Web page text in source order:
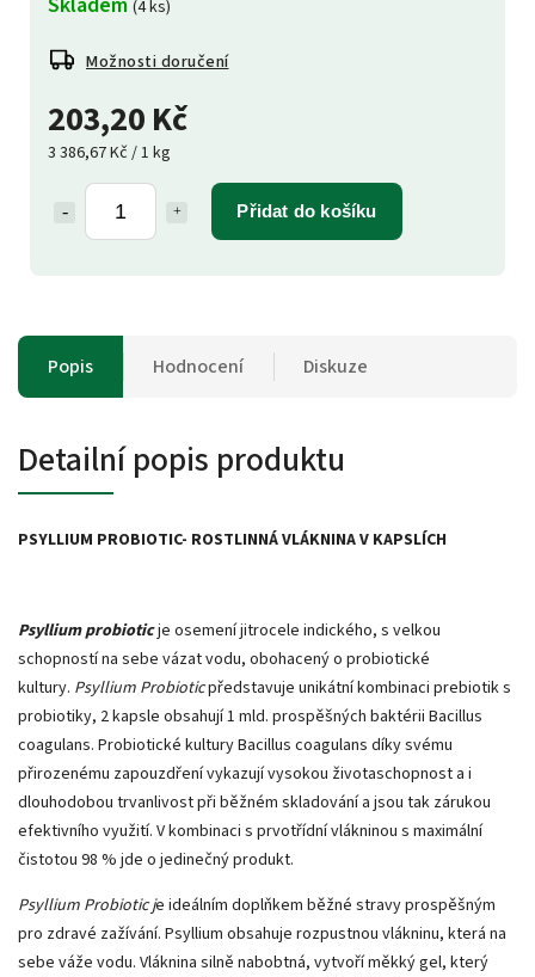
203,20 Kč
3 386,67 Kč / 1 kg
Přidat do košíku
(4 ks)
Možnosti doručení
Popis Hodnocení Diskuze
Detailní popis produktu
PSYLLIUM PROBIOTIC- ROSTLINNÁ VLÁKNINA V KAPSLÍCH
Psyllium probioticje osemení jitrocele indického, s velkou
schopností na sebe vázat vodu, obohacený o probiotické
kultury. Psyllium Probioticpředstavuje unikátní kombinaci prebiotik s
probiotiky, 2 kapsle obsahují 1 mld. prospěšných baktérii Bacillus
coagulans. Probiotické kultury Bacillus coagulans díky svému
přirozenému zapouzdření vykazují vysokou životaschopnost a i
dlouhodobou trvanlivost při běžném skladování a jsou tak zárukou
efektivního využití. V kombinaci s prvotřídní vlákninou s maximální
čistotou 98 % jde o jedinečný produkt.
Psyllium Probiotic je ideálním doplňkem běžné stravy prospěšným
pro zdravé zažívání. Psyllium obsahuje rozpustnou vlákninu, která na
sebe váže vodu. Vláknina silně nabobtná, vytvoří měkký gel, který